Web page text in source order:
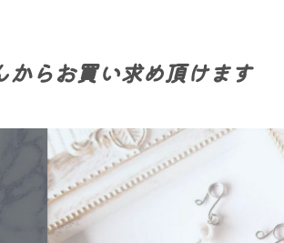
からお買い求め頂けます